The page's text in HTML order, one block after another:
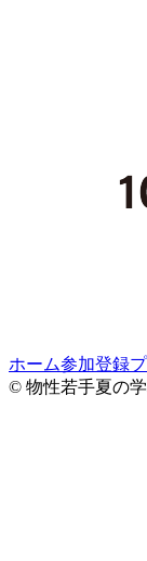
ホーム参加登録
© 物性若手夏の